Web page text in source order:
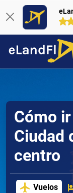
Cómo
Ciudad
centro
Vuelos